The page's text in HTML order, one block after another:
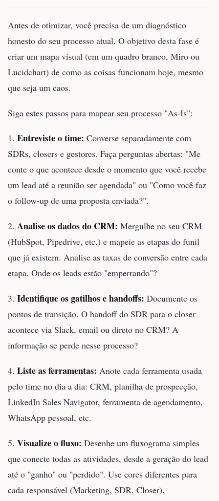
Antes de otimizar, você precisa de um diagnóstico
honesto do seu processo atual. O objetivo desta fase é
criar um mapa visual (em um quadro branco, Miro ou
Lucidchart) de como as coisas funcionam hoje, mesmo
que seja um caos.
Siga estes passos para mapear seu processo "As-Is":
1. Entreviste o time: Converse separadamente com
SDRs, closers e gestores. Faça perguntas abertas: "Me
conte o que acontece desde o momento que você recebe
um lead até a reunião ser agendada" ou "Como você faz
o follow-up de uma proposta enviada?".
2. Analise os dados do CRM: Mergulhe no seu CRM
(HubSpot, Pipedrive, etc.) e mapeie as etapas do funil
que já existem. Analise as taxas de conversão entre cada
etapa. Onde os leads estão "emperrando"?
3. Identifique os gatilhos e handoffs: Documente os
pontos de transição. O handoff do SDR para o closer
acontece via Slack, email ou direto no CRM? A
informação se perde nesse processo?
4. Liste as ferramentas: Anote cada ferramenta usada
pelo time no dia a dia: CRM, planilha de prospecção,
LinkedIn Sales Navigator, ferramenta de agendamento,
WhatsApp pessoal, etc.
5. Visualize o fluxo: Desenhe um fluxograma simples
que conecte todas as atividades, desde a geração do lead
até o "ganho" ou "perdido". Use cores diferentes para
cada responsável (Marketing, SDR, Closer).